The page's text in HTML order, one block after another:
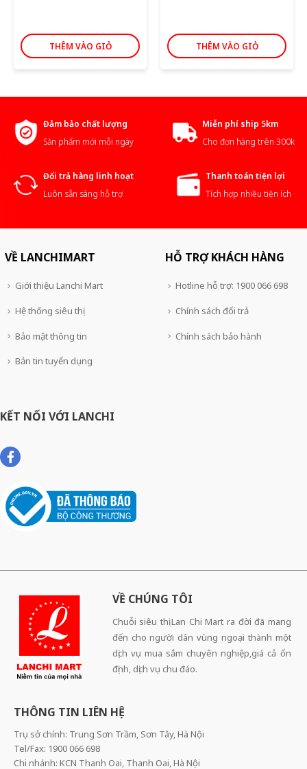
THÊM VÀO GIỎ THÊM VÀO GIỎ
Đảm bảo chất lượng
Sản phẩm mới mỗi ngày
Miễn phí ship 5km
Cho đơn hàng trên 300k
Đổi trả hàng linh hoạt
Luôn sẵn sàng hỗ trợ
Thanh toán tiện lợi
Tích hợp nhiều tiện ích
VỀ LANCHIMART
Giới thiệu Lanchi Mart
Hệ thống siêu thị
Bảo mật thông tin
Bản tin tuyển dụng
HỖ TRỢ KHÁCH HÀNG
Hotline hỗ trợ: 1900 066 698
Chính sách đổi trả
Chính sách bảo hành
KẾT NỐI VỚI LANCHI
VỀ CHÚNG TÔI
Chuỗi siêu thị Lan Chi Mart ra đời đã mang
đến cho người dân vùng ngoại thành một
dịch vụ mua sắm chuyên nghiệp,giá cả ổn
định, dịch vụ chu đáo.
THÔNG TIN LIÊN HỆ
Trụ sở chính: Trung Sơn Trầm, Sơn Tây, Hà Nội
Tel/Fax: 1900 066 698
Chi nhánh: KCN Thanh Oai, Thanh Oai, Hà Nội